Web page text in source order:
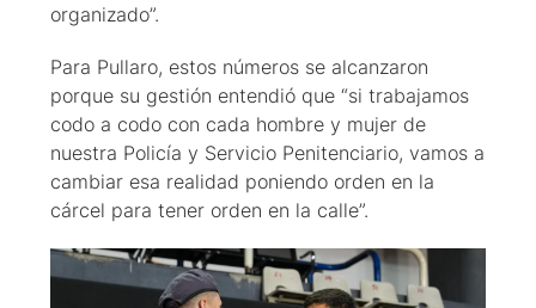
organizado”.
Para Pullaro, estos números se alcanzaron
porque su gestión entendió que “si trabajamos
codo a codo con cada hombre y mujer de
nuestra Policía y Servicio Penitenciario, vamos a
cambiar esa realidad poniendo orden en la
cárcel para tener orden en la calle”.